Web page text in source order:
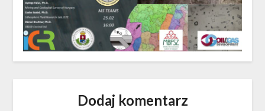
Dodaj komentarz